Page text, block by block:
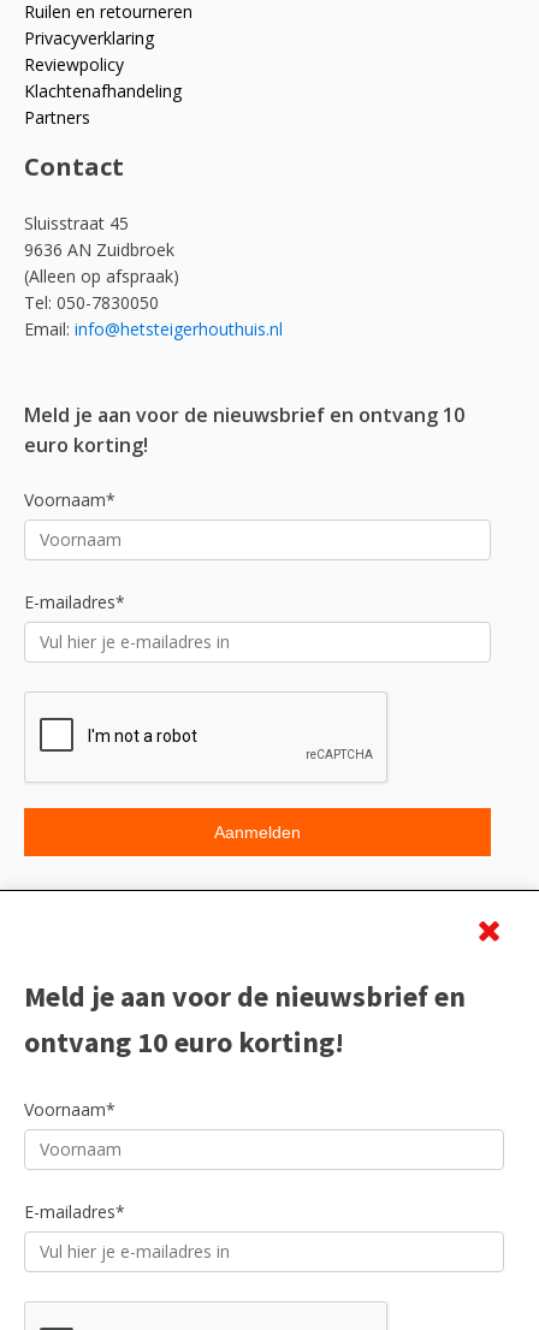
Ruilen en retourneren
Privacyverklaring
Reviewpolicy
Klachtenafhandeling
Partners
Contact
Sluisstraat 45
9636 AN Zuidbroek
(Alleen op afspraak)
Tel: 050-7830050
Email: info@hetsteigerhouthuis.nl
Meld je aan voor de nieuwsbrief en ontvang 10
euro korting!
Voornaam*
E-mailadres*
Meld je aan voor de nieuwsbrief en
ontvang 10 euro korting!
Voornaam*
E-mailadres*